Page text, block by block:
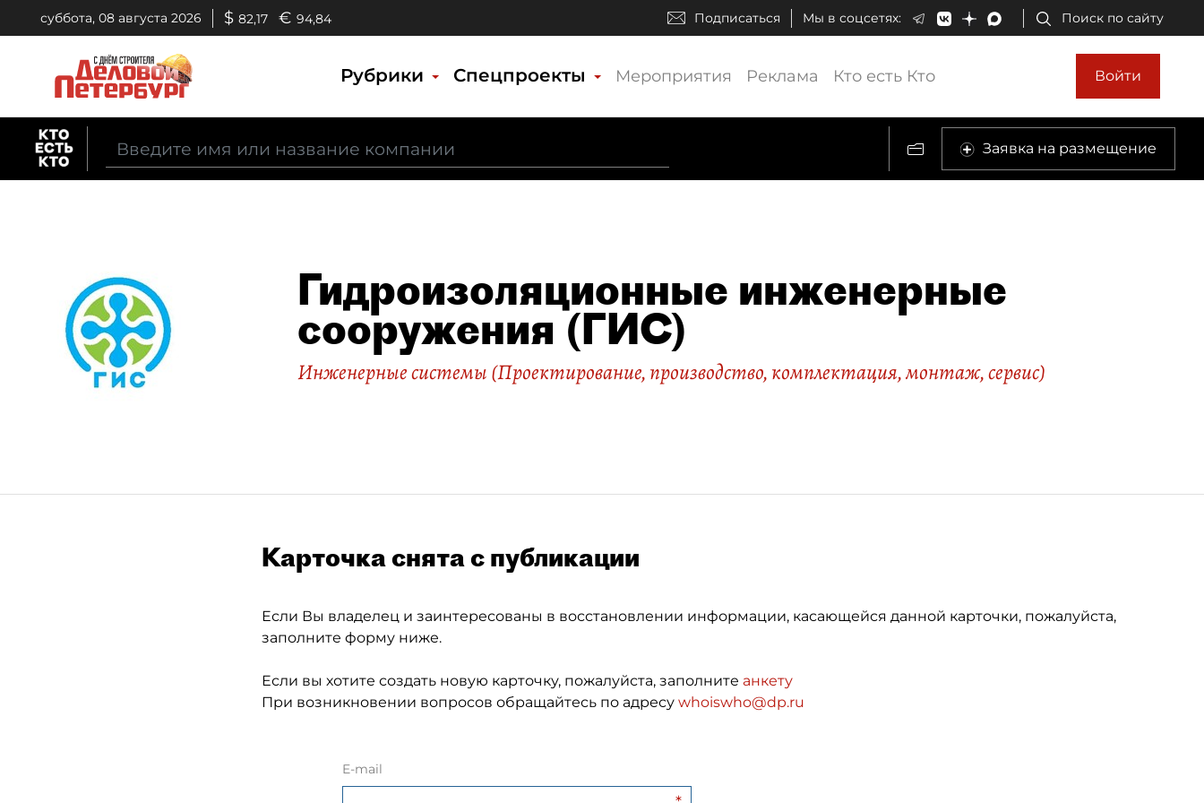
суббота, 08 августа 2026 $ 82,17 € 94,84 Подписаться Мы в соцсетях: Поиск по сайту
Рубрики Спецпроекты Мероприятия Реклама Кто есть Кто Войти
Заявка на размещение
Гидроизоляционные инженерные
сооружения (ГИС)
Инженерные системы (Проектирование, производство, комплектация, монтаж, сервис)
Карточка снята с публикации
Если Вы владелец и заинтересованы в восстановлении информации, касающейся данной карточки, пожалуйста,
заполните форму ниже.
Если вы хотите создать новую карточку, пожалуйста, заполните анкету
При возникновении вопросов обращайтесь по адресу whoiswho@dp.ru
E-mail